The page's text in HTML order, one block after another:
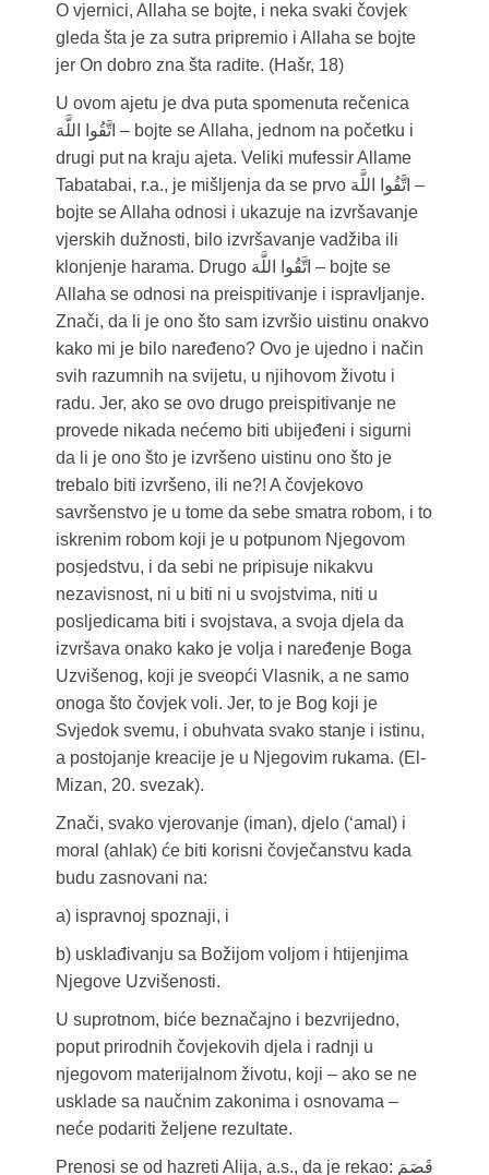
O vjernici, Allaha se bojte, i neka svaki čovjek
gleda šta je za sutra pripremio i Allaha se bojte
jer On dobro zna šta radite. (Hašr, 18)
U ovom ajetu je dva puta spomenuta rečenica
اتَّقُوا اللَّهَ – bojte se Allaha, jednom na početku i
drugi put na kraju ajeta. Veliki mufessir Allame
Tabatabai, r.a., je mišljenja da se prvo اتَّقُوا اللَّهَ –
bojte se Allaha odnosi i ukazuje na izvršavanje
vjerskih dužnosti, bilo izvršavanje vadžiba ili
klonjenje harama. Drugo اتَّقُوا اللَّهَ – bojte se
Allaha se odnosi na preispitivanje i ispravljanje.
Znači, da li je ono što sam izvršio uistinu onakvo
kako mi je bilo naređeno? Ovo je ujedno i način
svih razumnih na svijetu, u njihovom životu i
radu. Jer, ako se ovo drugo preispitivanje ne
provede nikada nećemo biti ubijeđeni i sigurni
da li je ono što je izvršeno uistinu ono što je
trebalo biti izvršeno, ili ne?! A čovjekovo
savršenstvo je u tome da sebe smatra robom, i to
iskrenim robom koji je u potpunom Njegovom
posjedstvu, i da sebi ne pripisuje nikakvu
nezavisnost, ni u biti ni u svojstvima, niti u
posljedicama biti i svojstava, a svoja djela da
izvršava onako kako je volja i naređenje Boga
Uzvišenog, koji je sveopći Vlasnik, a ne samo
onoga što čovjek voli. Jer, to je Bog koji je
Svjedok svemu, i obuhvata svako stanje i istinu,
a postojanje kreacije je u Njegovim rukama. (El-
Mizan, 20. svezak).
Znači, svako vjerovanje (iman), djelo (‘amal) i
moral (ahlak) će biti korisni čovječanstvu kada
budu zasnovani na:
a) ispravnoj spoznaji, i
b) usklađivanju sa Božijom voljom i htijenjima
Njegove Uzvišenosti.
U suprotnom, biće beznačajno i bezvrijedno,
poput prirodnih čovjekovih djela i radnji u
njegovom materijalnom životu, koji – ako se ne
usklade sa naučnim zakonima i osnovama –
neće podariti željene rezultate.
Prenosi se od hazreti Alija, a.s., da je rekao: قَصَمَ